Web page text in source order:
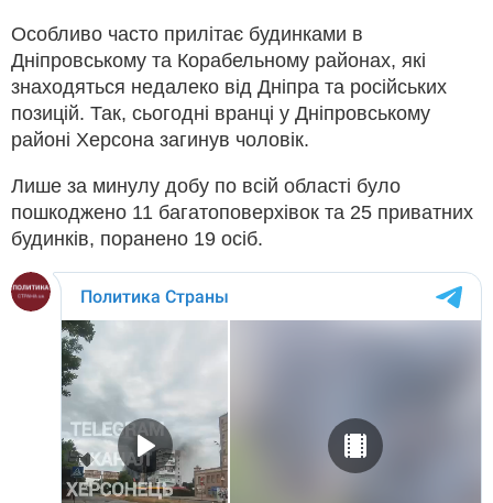
Особливо часто прилітає будинками в
Дніпровському та Корабельному районах, які
знаходяться недалеко від Дніпра та російських
позицій. Так, сьогодні вранці у Дніпровському
районі Херсона загинув чоловік.
Лише за минулу добу по всій області було
пошкоджено 11 багатоповерхівок та 25 приватних
будинків, поранено 19 осіб.